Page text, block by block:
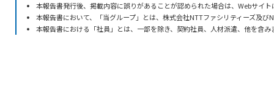
本報告書発行後、掲載内容に誤りがあることが認められた場合は、Webサイ
本報告書において、「当グループ」とは、株式会社NTTファシリティーズ及
本報告書における「社員」とは、一部を除き、契約社員、人材派遣、他を含み